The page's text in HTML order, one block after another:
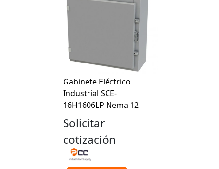
Gabinete Eléctrico
Industrial SCE-
16H1606LP Nema 12
Solicitar
cotización